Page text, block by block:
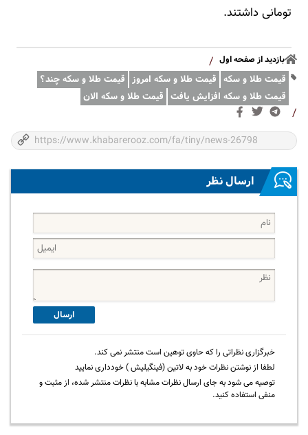
تومانی داشتند.
بازدید از صفحه اول /
قیمت طلا و سکه قیمت طلا و سکه امروز قیمت طلا و سکه چند؟
قیمت طلا و سکه افزایش یافت قیمت طلا و سکه الان
/
ارسال نظر
ارسال
خبرگزاری نظراتی را که حاوی توهین است منتشر نمی کند.
لطفا از نوشتن نظرات خود به لاتین (فینگیلیش ) خودداری نمایید
توصیه می شود به جای ارسال نظرات مشابه با نظرات منتشر شده، از مثبت و
منفی استفاده کنید.